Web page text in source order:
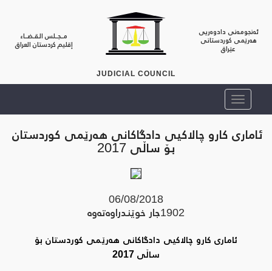
ئەنجومەنی دادوەریی
هەرێمی کوردستانی
عێراق
JUDICIAL COUNCIL
مــجــلس الـقـضــاء
إقليم كردستان العراق
ئاماری كارو چالاكیی دادگاكانی هه‌رێمی كوردستان
بۆ ساڵی 2017
06/08/2018
1902جار خوێندراوه‌ته‌وه‌
ئاماری كارو چالاكیی دادگاكانی هه‌رێمی كوردستان بۆ
ساڵی 2017